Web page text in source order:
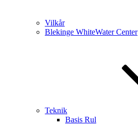
Vilkår
Blekinge WhiteWater Center
Teknik
Basis Rul